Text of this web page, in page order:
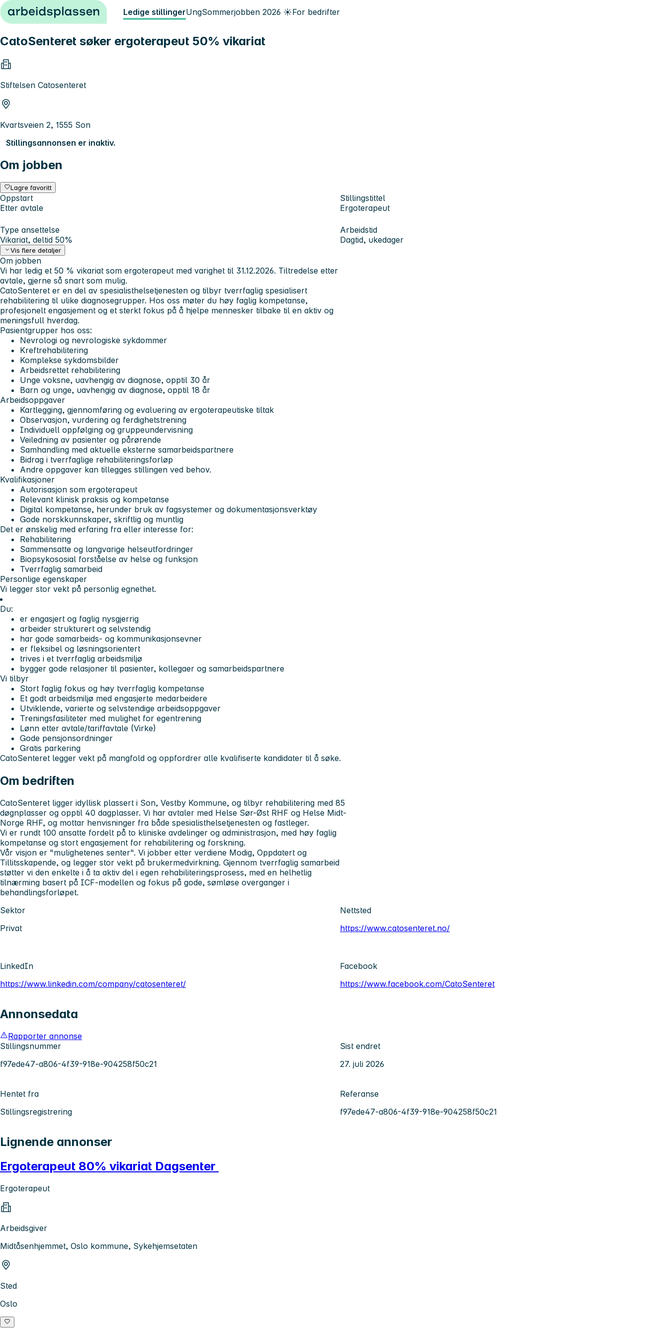
Hopp til innhold Ledige stillingerUngSommerjobben 2026 ☀️For bedrifter
CatoSenteret søker ergoterapeut 50% vikariat
Stiftelsen Catosenteret
Kvartsveien 2, 1555 Son
Stillingsannonsen er inaktiv.
Om jobben
Lagre favoritt
Oppstart
Etter avtale
Stillingstittel
Ergoterapeut
Type ansettelse
Vikariat, deltid 50%
Arbeidstid
Dagtid, ukedager
Vis flere detaljer
Om jobben
Vi har ledig et 50 % vikariat som ergoterapeut med varighet til 31.12.2026. Tiltredelse etter
avtale, gjerne så snart som mulig.
CatoSenteret er en del av spesialisthelsetjenesten og tilbyr tverrfaglig spesialisert
rehabilitering til ulike diagnosegrupper. Hos oss møter du høy faglig kompetanse,
profesjonelt engasjement og et sterkt fokus på å hjelpe mennesker tilbake til en aktiv og
meningsfull hverdag.
Pasientgrupper hos oss:
Nevrologi og nevrologiske sykdommer
Kreftrehabilitering
Komplekse sykdomsbilder
Arbeidsrettet rehabilitering
Unge voksne, uavhengig av diagnose, opptil 30 år
Barn og unge, uavhengig av diagnose, opptil 18 år
Arbeidsoppgaver
Kartlegging, gjennomføring og evaluering av ergoterapeutiske tiltak
Observasjon, vurdering og ferdighetstrening
Individuell oppfølging og gruppeundervisning
Veiledning av pasienter og pårørende
Samhandling med aktuelle eksterne samarbeidspartnere
Bidrag i tverrfaglige rehabiliteringsforløp
Andre oppgaver kan tillegges stillingen ved behov.
Kvalifikasjoner
Autorisasjon som ergoterapeut
Relevant klinisk praksis og kompetanse
Digital kompetanse, herunder bruk av fagsystemer og dokumentasjonsverktøy
Gode norskkunnskaper, skriftlig og muntlig
Det er ønskelig med erfaring fra eller interesse for:
Rehabilitering
Sammensatte og langvarige helseutfordringer
Biopsykososial forståelse av helse og funksjon
Tverrfaglig samarbeid
Personlige egenskaper
Vi legger stor vekt på personlig egnethet.
Du:
er engasjert og faglig nysgjerrig
arbeider strukturert og selvstendig
har gode samarbeids- og kommunikasjonsevner
er fleksibel og løsningsorientert
trives i et tverrfaglig arbeidsmiljø
bygger gode relasjoner til pasienter, kollegaer og samarbeidspartnere
Vi tilbyr
Stort faglig fokus og høy tverrfaglig kompetanse
Et godt arbeidsmiljø med engasjerte medarbeidere
Utviklende, varierte og selvstendige arbeidsoppgaver
Treningsfasiliteter med mulighet for egentrening
Lønn etter avtale/tariffavtale (Virke)
Gode pensjonsordninger
Gratis parkering
CatoSenteret legger vekt på mangfold og oppfordrer alle kvalifiserte kandidater til å søke.
Om bedriften
CatoSenteret ligger idyllisk plassert i Son, Vestby Kommune, og tilbyr rehabilitering med 85
døgnplasser og opptil 40 dagplasser. Vi har avtaler med Helse Sør-Øst RHF og Helse Midt-
Norge RHF, og mottar henvisninger fra både spesialisthelsetjenesten og fastleger.
Vi er rundt 100 ansatte fordelt på to kliniske avdelinger og administrasjon, med høy faglig
kompetanse og stort engasjement for rehabilitering og forskning.
Vår visjon er "mulighetenes senter". Vi jobber etter verdiene Modig, Oppdatert og
Tillitsskapende, og legger stor vekt på brukermedvirkning. Gjennom tverrfaglig samarbeid
støtter vi den enkelte i å ta aktiv del i egen rehabiliteringsprosess, med en helhetlig
tilnærming basert på ICF-modellen og fokus på gode, sømløse overganger i
behandlingsforløpet.
Sektor
Privat
Nettsted
https://www.catosenteret.no/
LinkedIn
https://www.linkedin.com/company/catosenteret/
Facebook
https://www.facebook.com/CatoSenteret
Annonsedata
Rapporter annonse
Stillingsnummer
f97ede47-a806-4f39-918e-904258f50c21
Sist endret
27. juli 2026
Hentet fra
Stillingsregistrering
Referanse
f97ede47-a806-4f39-918e-904258f50c21
Lignende annonser
Ergoterapeut 80% vikariat Dagsenter
Ergoterapeut
Arbeidsgiver
Midtåsenhjemmet, Oslo kommune, Sykehjemsetaten
Sted
Oslo